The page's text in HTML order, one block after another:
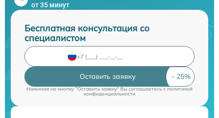
от 35 минут
Бесплатная консультация со
специалистом
Оставить заявку
Нажимая на кнопку "Оставить заявку" Вы соглашаетесь cполитикой
конфиденциальности